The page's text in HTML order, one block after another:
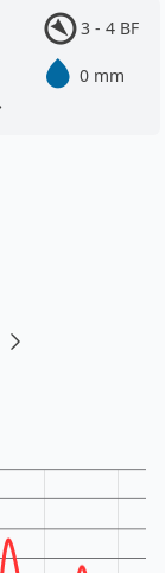
3 - 4 BF
0 mm